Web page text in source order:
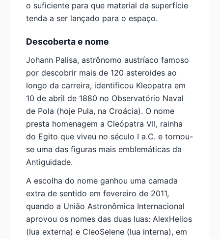
o suficiente para que material da superfície
tenda a ser lançado para o espaço.
Descoberta e nome
Johann Palisa, astrônomo austríaco famoso
por descobrir mais de 120 asteroides ao
longo da carreira, identificou Kleopatra em
10 de abril de 1880 no Observatório Naval
de Pola (hoje Pula, na Croácia). O nome
presta homenagem a Cleópatra VII, rainha
do Egito que viveu no século I a.C. e tornou-
se uma das figuras mais emblemáticas da
Antiguidade.
A escolha do nome ganhou uma camada
extra de sentido em fevereiro de 2011,
quando a União Astronômica Internacional
aprovou os nomes das duas luas: AlexHelios
(lua externa) e CleoSelene (lua interna), em